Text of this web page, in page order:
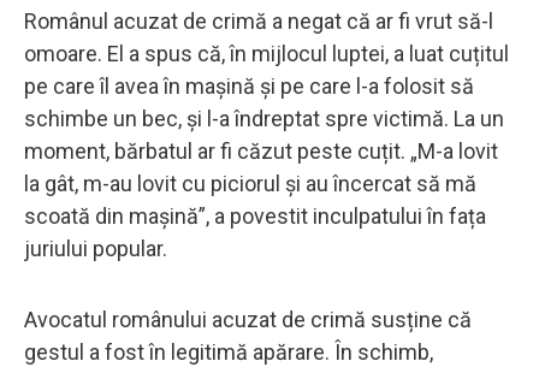
Românul acuzat de crimă a negat că ar fi vrut să-l
omoare. El a spus că, în mijlocul luptei, a luat cuțitul
pe care îl avea în mașină și pe care l-a folosit să
schimbe un bec, și l-a îndreptat spre victimă. La un
moment, bărbatul ar fi căzut peste cuțit. „M-a lovit
la gât, m-au lovit cu piciorul și au încercat să mă
scoată din mașină”, a povestit inculpatului în fața
juriului popular.
Avocatul românului acuzat de crimă susține că
gestul a fost în legitimă apărare. În schimb,